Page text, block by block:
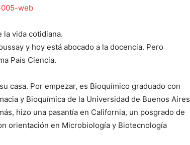
la vida cotidiana.
y hoy está abocado a la docencia. Pero
País Ciencia.
casa. Por empezar, es Bioquímico graduado con
y Bioquímica de la Universidad de Buenos Aires
hizo una pasantía en California, un posgrado de
orientación en Microbiología y Biotecnología